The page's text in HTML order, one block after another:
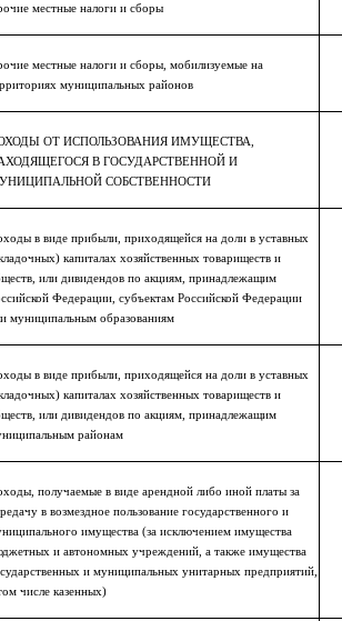
местные налоги и сборы
местные налоги и сборы, мобилизуемые на
муниципальных районов
ОТ ИСПОЛЬЗОВАНИЯ ИМУЩЕСТВА,
В ГОСУДАРСТВЕННОЙ И
СОБСТВЕННОСТИ
в виде прибыли, приходящейся на доли в уставных
капиталах хозяйственных товариществ и
или дивидендов по акциям, принадлежащим
Федерации, субъектам Российской Федерации
муниципальным образованиям
в виде прибыли, приходящейся на доли в уставных
капиталах хозяйственных товариществ и
или дивидендов по акциям, принадлежащим
районам
получаемые в виде арендной либо иной платы за
в возмездное пользование государственного и
имущества (за исключением имущества
и автономных учреждений, а также имущества
и муниципальных унитарных предприятий,
числе казенных)